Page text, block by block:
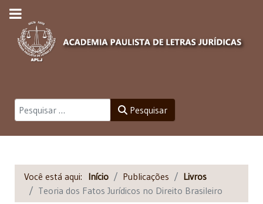
Pesquisar Pesquisar
Você está aqui: Início Publicações
Livros
Teoria dos Fatos Jurídicos no Direito Brasileiro